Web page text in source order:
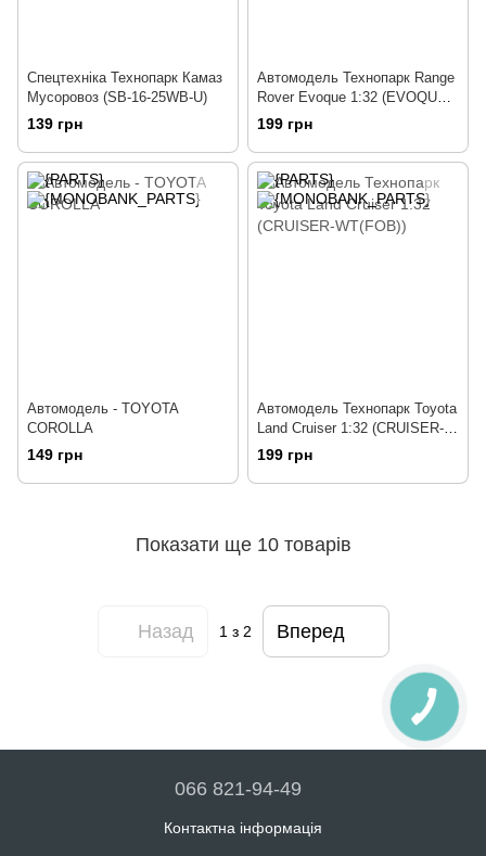
Спецтехніка Технопарк Камаз
Мусоровоз (SB-16-25WB-U)
139 грн
Автомодель Технопарк Range
Rover Evoque 1:32 (EVOQUE-
GY(FOB))
199 грн
Автомодель - TOYOTA
COROLLA
149 грн
Автомодель Технопарк Toyota
Land Cruiser 1:32 (CRUISER-
WT(FOB))
199 грн
Показати ще 10 товарів
Назад 1з 2 Вперед
066 821-94-49
Контактна інформація